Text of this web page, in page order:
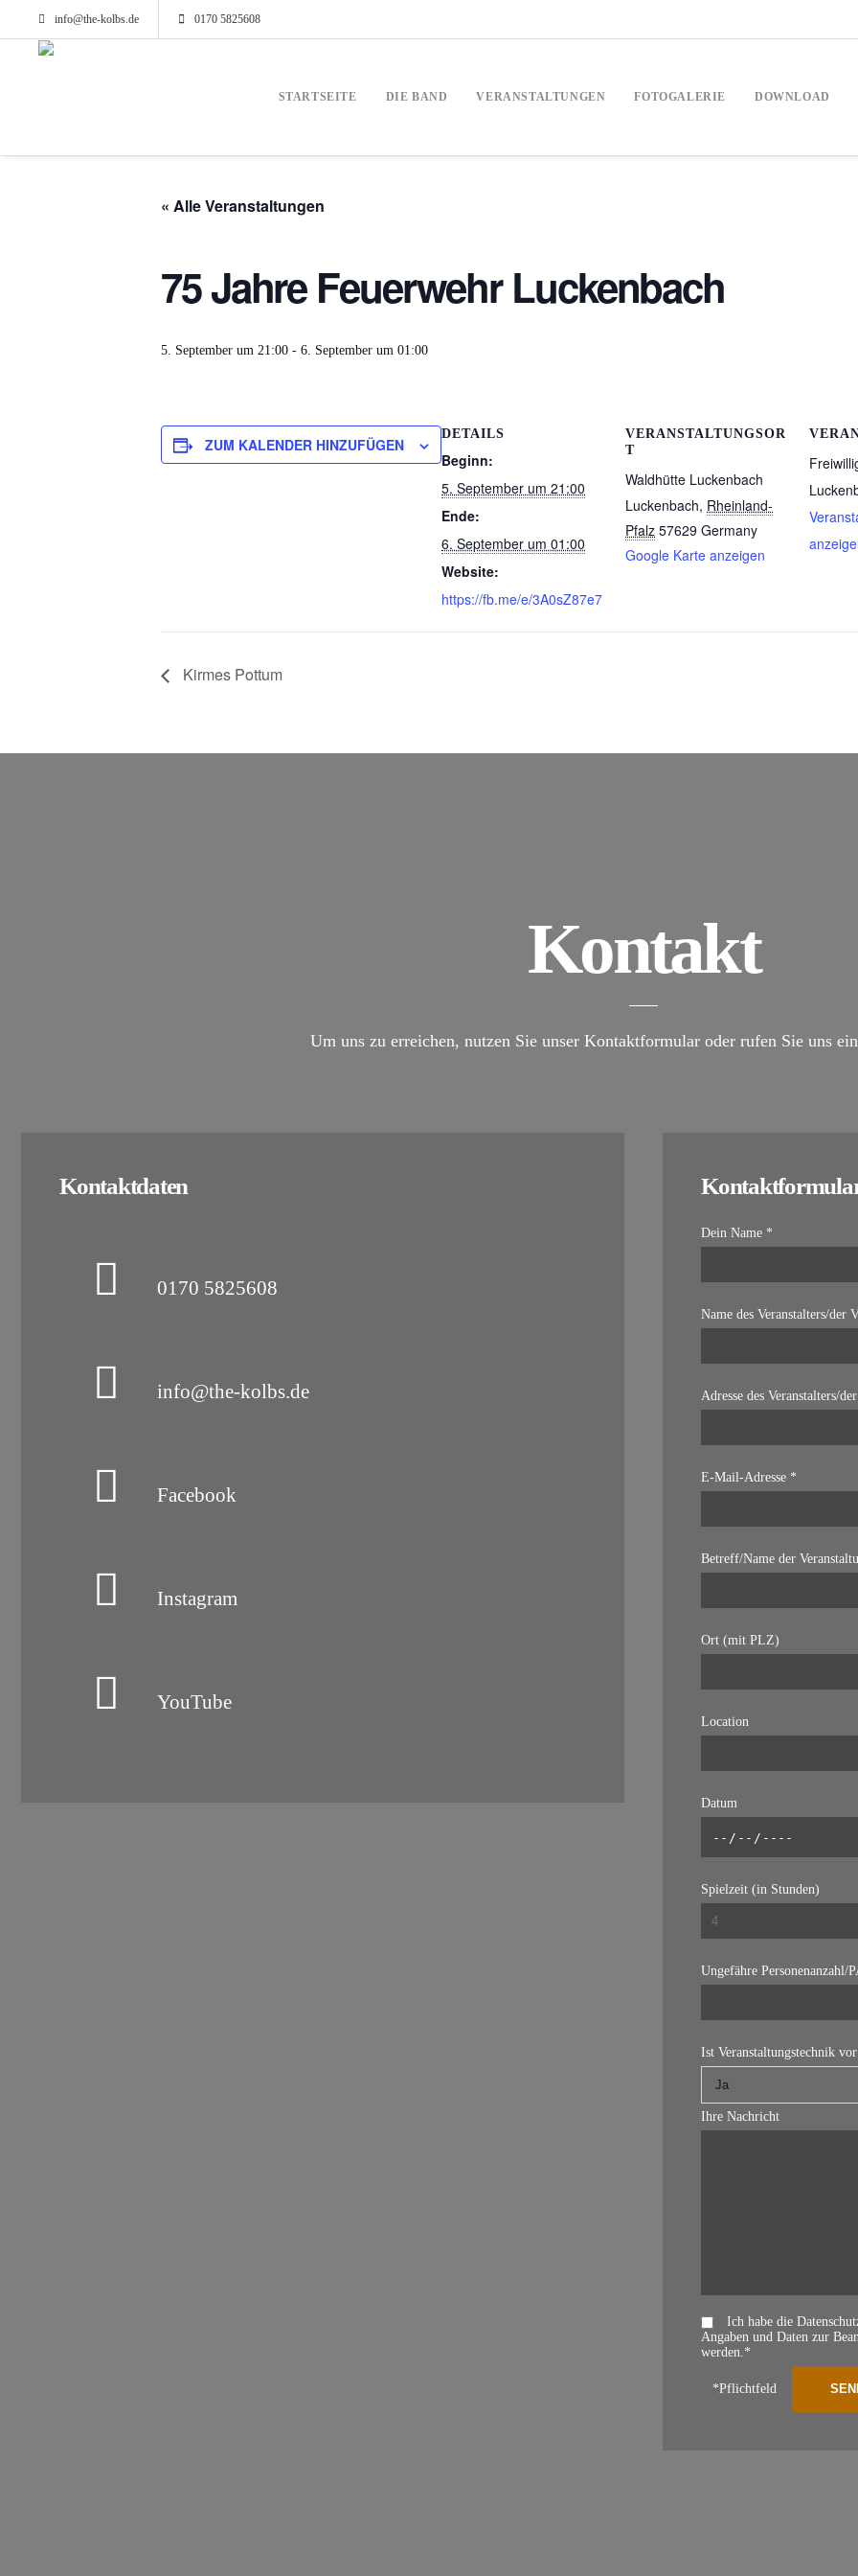
info@the-kolbs.de 0170 5825608
STARTSEITE DIE BAND VERANSTALTUNGEN FOTOGALERIE DOWNLOAD
« Alle Veranstaltungen
75 Jahre Feuerwehr Luckenbach
5. September um 21:00 - 6. September um 01:00
ZUM KALENDER HINZUFÜGEN
DETAILS
Beginn:
5. September um 21:00
Ende:
6. September um 01:00
Website:
https://fb.me/e/3A0sZ87e7
VERANSTALTUNGSOR
T
Waldhütte Luckenbach
Luckenbach, Rheinland-
Pfalz 57629 Germany
Google Karte anzeigen
Kirmes Pottum
Kontakt
Um uns zu erreichen, nutzen Sie unser Kontaktformular oder rufen Sie uns
Kontaktdaten
0170 5825608
info@the-kolbs.de
Facebook
Instagram
YouTube
Dein Name *
Name des Veranstalters/der
Adresse des Veranstalters/
E-Mail-Adresse *
Betreff/Name der
Ort (mit PLZ)
Location
Datum
Spielzeit (in Stunden)
Ungefähre Personenanzahl/
Ist Veranstaltungstechnik
Ihre Nachricht
Ich habe die
Angaben und Daten zur
werden.*
*Pflichtfeld